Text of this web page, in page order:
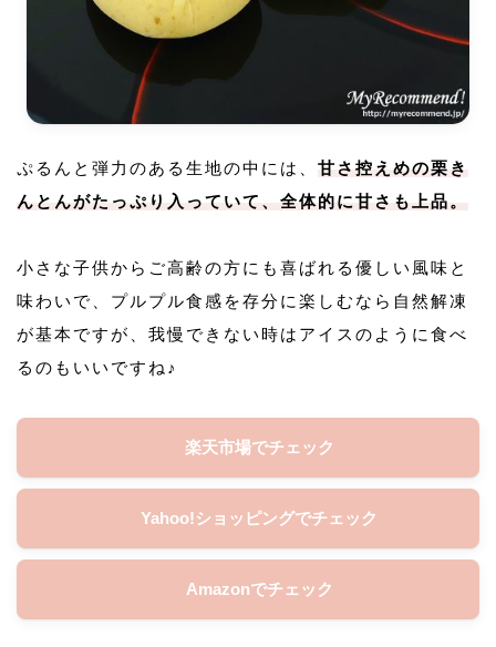
ぷるんと弾力のある生地の中には、 甘さ控えめの栗き
んとんがたっぷり入っていて、全体的に甘さも上品。
小さな子供からご高齢の方にも喜ばれる優しい風味と
味わいで、プルプル食感を存分に楽しむなら自然解凍
が基本ですが、我慢できない時はアイスのように食べ
るのもいいですね♪
楽天市場でチェック
Yahoo!ショッピングでチェック
Amazonでチェック